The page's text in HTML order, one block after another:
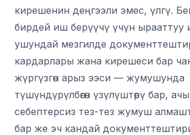
кирешенин деңгээли эмес, үлгү.
бирдей иш берүүчү үчүн ырааттуу
ушундай мезгилде
кардарлары жана кирешеси бар
жүргүзгөн арыз ээси — жумушунда
түшүндүрүлбөгөн үзүлүштөрү бар,
себептерсиз тез-тез жумуш
бар же эч кандай